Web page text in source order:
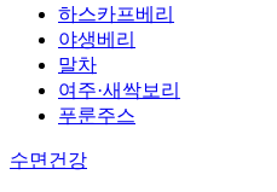
하스카프베리
야생베리
말차
여주·새싹보리
푸룬주스
수면건강